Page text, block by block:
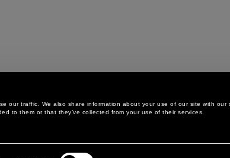
traffic. We also share information about your use of our site with our
to them or that they’ve collected from your use of their services.
LA MARQUE